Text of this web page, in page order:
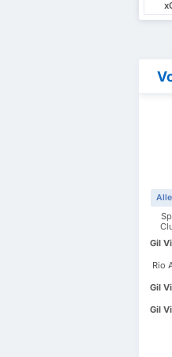
Alle
Gil
Rio
Gil
Gil